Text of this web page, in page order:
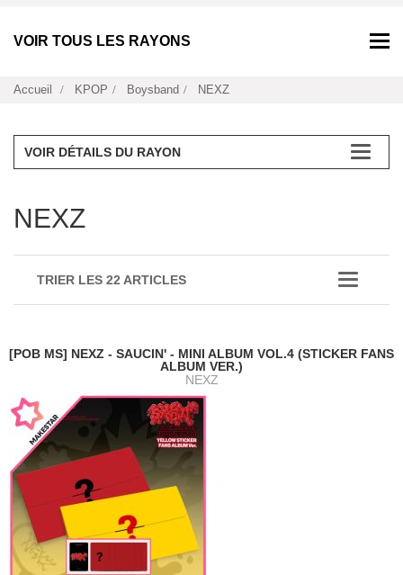
VOIR TOUS LES RAYONS
Accueil KPOP Boysband NEXZ
VOIR DÉTAILS DU RAYON
NEXZ
TRIER LES 22 ARTICLES
[POB MS] NEXZ - SAUCIN' - MINI ALBUM VOL.4 (STICKER FANS
ALBUM VER.)
NEXZ